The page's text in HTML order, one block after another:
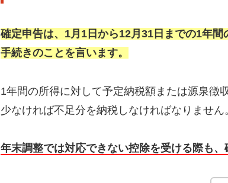
確定申告は、1月1日から12月31日までの1年
手続きのことを言います。
1年間の所得に対して予定納税額または源泉徴
少なければ不足分を納税しなければなりません
年末調整では対応できない控除を受ける際も